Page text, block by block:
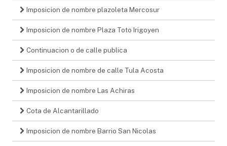
Imposicion de nombre plazoleta Mercosur
Imposicion de nombre Plaza Toto Irigoyen
Continuacion o de calle publica
Imposicion de nombre de calle Tula Acosta
Imposicion de nombre Las Achiras
Cota de Alcantarillado
Imposicion de nombre Barrio San Nicolas